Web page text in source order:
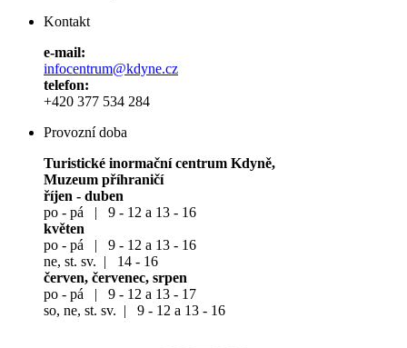
Kontakt
e-mail:
infocentrum@kdyne.cz
telefon:
+420 377 534 284
Provozní doba
Turistické inormační centrum Kdyně,
Muzeum příhraničí
říjen - duben
po - pá | 9 - 12 a 13 - 16
květen
po - pá | 9 - 12 a 13 - 16
ne, st. sv. | 14 - 16
červen, červenec, srpen
po - pá | 9 - 12 a 13 - 17
so, ne, st. sv. | 9 - 12 a 13 - 16